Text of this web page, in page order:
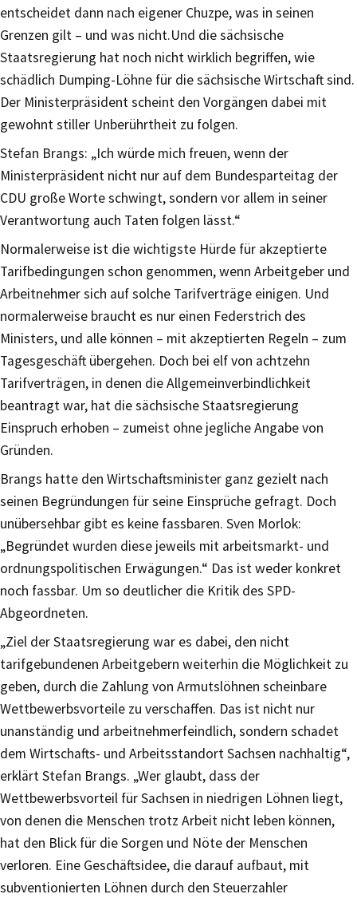
entscheidet dann nach eigener Chuzpe, was in seinen
Grenzen gilt – und was nicht.Und die sächsische
Staatsregierung hat noch nicht wirklich begriffen, wie
schädlich Dumping-Löhne für die sächsische Wirtschaft sind.
Der Ministerpräsident scheint den Vorgängen dabei mit
gewohnt stiller Unberührtheit zu folgen.
Stefan Brangs: „Ich würde mich freuen, wenn der
Ministerpräsident nicht nur auf dem Bundesparteitag der
CDU große Worte schwingt, sondern vor allem in seiner
Verantwortung auch Taten folgen lässt.“
Normalerweise ist die wichtigste Hürde für akzeptierte
Tarifbedingungen schon genommen, wenn Arbeitgeber und
Arbeitnehmer sich auf solche Tarifverträge einigen. Und
normalerweise braucht es nur einen Federstrich des
Ministers, und alle können – mit akzeptierten Regeln – zum
Tagesgeschäft übergehen. Doch bei elf von achtzehn
Tarifverträgen, in denen die Allgemeinverbindlichkeit
beantragt war, hat die sächsische Staatsregierung
Einspruch erhoben – zumeist ohne jegliche Angabe von
Gründen.
Brangs hatte den Wirtschaftsminister ganz gezielt nach
seinen Begründungen für seine Einsprüche gefragt. Doch
unübersehbar gibt es keine fassbaren. Sven Morlok:
„Begründet wurden diese jeweils mit arbeitsmarkt- und
ordnungspolitischen Erwägungen.“ Das ist weder konkret
noch fassbar. Um so deutlicher die Kritik des SPD-
Abgeordneten.
„Ziel der Staatsregierung war es dabei, den nicht
tarifgebundenen Arbeitgebern weiterhin die Möglichkeit zu
geben, durch die Zahlung von Armutslöhnen scheinbare
Wettbewerbsvorteile zu verschaffen. Das ist nicht nur
unanständig und arbeitnehmerfeindlich, sondern schadet
dem Wirtschafts- und Arbeitsstandort Sachsen nachhaltig“,
erklärt Stefan Brangs. „Wer glaubt, dass der
Wettbewerbsvorteil für Sachsen in niedrigen Löhnen liegt,
von denen die Menschen trotz Arbeit nicht leben können,
hat den Blick für die Sorgen und Nöte der Menschen
verloren. Eine Geschäftsidee, die darauf aufbaut, mit
subventionierten Löhnen durch den Steuerzahler